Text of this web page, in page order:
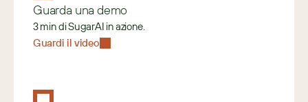
Guarda una demo
3 min di SugarAI in azione.
Guardi il video